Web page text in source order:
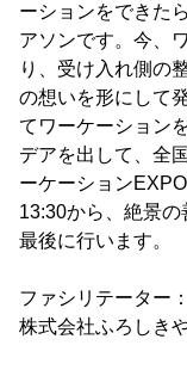
ーションをできた
アソンです。今、
り、受け入れ側の
の想いを形にして
てワーケーション
デアを出して、全
ーケーション
13:30から、絶景
最後に行います。
ファシリテーター：
株式会社ふろし